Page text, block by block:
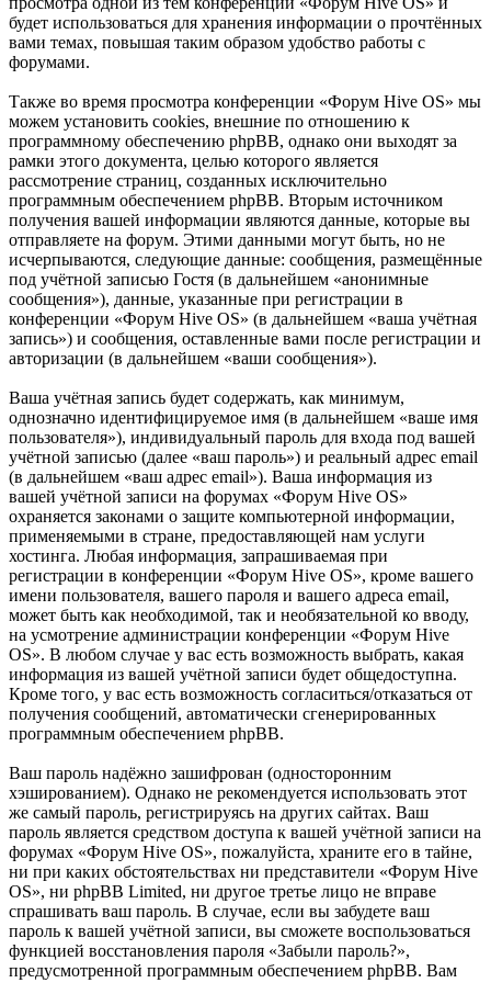
будет использоваться для хранения информации о прочтённых
вами темах, повышая таким образом удобство работы с
форумами.
Также во время просмотра конференции «Форум Hive OS» мы
можем установить cookies, внешние по отношению к
программному обеспечению phpBB, однако они выходят за
рамки этого документа, целью которого является
рассмотрение страниц, созданных исключительно
программным обеспечением phpBB. Вторым источником
получения вашей информации являются данные, которые вы
отправляете на форум. Этими данными могут быть, но не
исчерпываются, следующие данные: сообщения, размещённые
под учётной записью Гостя (в дальнейшем «анонимные
сообщения»), данные, указанные при регистрации в
конференции «Форум Hive OS» (в дальнейшем «ваша учётная
запись») и сообщения, оставленные вами после регистрации и
авторизации (в дальнейшем «ваши сообщения»).
Ваша учётная запись будет содержать, как минимум,
однозначно идентифицируемое имя (в дальнейшем «ваше имя
пользователя»), индивидуальный пароль для входа под вашей
учётной записью (далее «ваш пароль») и реальный адрес email
(в дальнейшем «ваш адрес email»). Ваша информация из
вашей учётной записи на форумах «Форум Hive OS»
охраняется законами о защите компьютерной информации,
применяемыми в стране, предоставляющей нам услуги
хостинга. Любая информация, запрашиваемая при
регистрации в конференции «Форум Hive OS», кроме вашего
имени пользователя, вашего пароля и вашего адреса email,
может быть как необходимой, так и необязательной ко вводу,
на усмотрение администрации конференции «Форум Hive
OS». В любом случае у вас есть возможность выбрать, какая
информация из вашей учётной записи будет общедоступна.
Кроме того, у вас есть возможность согласиться/отказаться от
получения сообщений, автоматически сгенерированных
программным обеспечением phpBB.
Ваш пароль надёжно зашифрован (односторонним
хэшированием). Однако не рекомендуется использовать этот
же самый пароль, регистрируясь на других сайтах. Ваш
пароль является средством доступа к вашей учётной записи на
форумах «Форум Hive OS», пожалуйста, храните его в тайне,
ни при каких обстоятельствах ни представители «Форум Hive
OS», ни phpBB Limited, ни другое третье лицо не вправе
спрашивать ваш пароль. В случае, если вы забудете ваш
пароль к вашей учётной записи, вы сможете воспользоваться
функцией восстановления пароля «Забыли пароль?»,
предусмотренной программным обеспечением phpBB. Вам